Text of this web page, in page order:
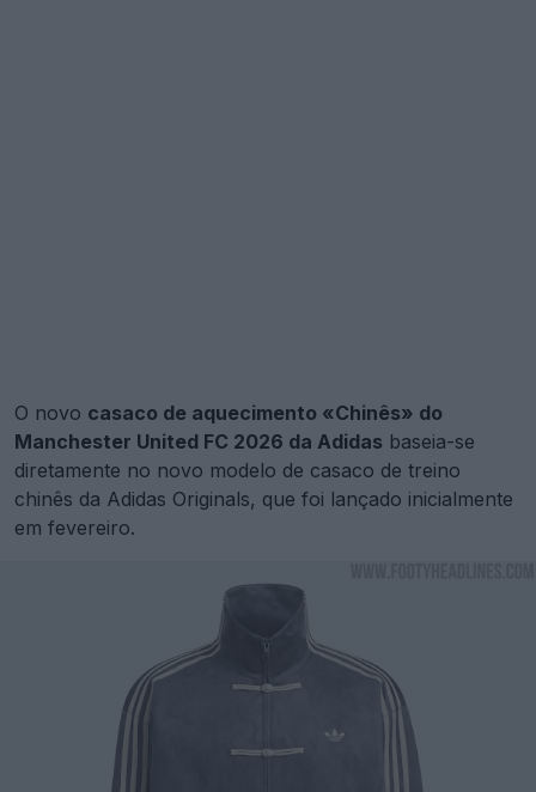
O novo casaco de aquecimento «Chinês» do
Manchester United FC 2026 da Adidas baseia-se
diretamente no novo modelo de casaco de treino
chinês da Adidas Originals, que foi lançado inicialmente
em fevereiro.